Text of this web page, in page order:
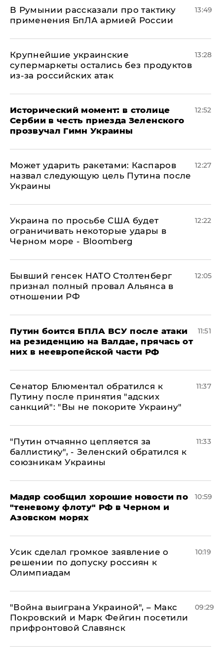
В Румынии рассказали про тактику
применения БпЛА армией России
13:49
Крупнейшие украинские
супермаркеты остались без продуктов
из-за российских атак
13:28
Исторический момент: в столице
Сербии в честь приезда Зеленского
прозвучал Гимн Украины
12:52
Может ударить ракетами: Каспаров
назвал следующую цель Путина после
Украины
12:27
Украина по просьбе США будет
ограничивать некоторые удары в
Черном море - Bloomberg
12:22
Бывший генсек НАТО Столтенберг
признал полный провал Альянса в
отношении РФ
12:05
Путин боится БПЛА ВСУ после атаки
на резиденцию на Валдае, прячась от
них в неевропейской части РФ
11:51
Сенатор Блюментал обратился к
Путину после принятия "адских
санкций": "Вы не покорите Украину"
11:37
"Путин отчаянно цепляется за
баллистику", - Зеленский обратился к
союзникам Украины
11:33
Мадяр сообщил хорошие новости по
"теневому флоту" РФ в Черном и
Азовском морях
10:59
Усик сделал громкое заявление о
решении по допуску россиян к
Олимпиадам
10:19
"Война выиграна Украиной", – Макс
Покровский и Марк Фейгин посетили
прифронтовой Славянск
09:29